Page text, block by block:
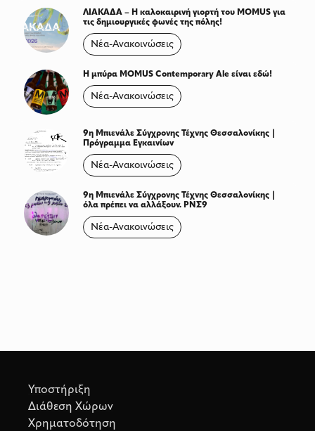
ΛΙΑΚΑΔΑ – Η καλοκαιρινή γιορτή του MOMUS για
τις δημιουργικές φωνές της πόλης!
Νέα-Ανακοινώσεις
Η μπύρα MOMUS Contemporary Ale είναι εδώ!
Νέα-Ανακοινώσεις
9η Μπιενάλε Σύγχρονης Τέχνης Θεσσαλονίκης |
Πρόγραμμα Εγκαινίων
Νέα-Ανακοινώσεις
9η Μπιενάλε Σύγχρονης Τέχνης Θεσσαλονίκης |
όλα πρέπει να αλλάξουν. ΡΝΣ9
Νέα-Ανακοινώσεις
Υποστήριξη
Διάθεση Χώρων
Χρηματοδότηση